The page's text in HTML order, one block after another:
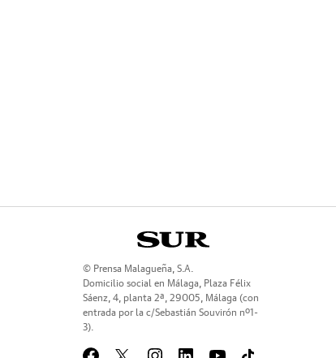
© Prensa Malagueña, S.A.
Domicilio social en Málaga, Plaza Félix
Sáenz, 4, planta 2ª, 29005, Málaga (con
entrada por la c/Sebastián Souvirón nº1-
3).